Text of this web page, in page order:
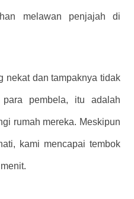
melawan penjajah di
nekat dan tampaknya tidak
pembela, itu adalah
rumah mereka. Meskipun
kami mencapai tembok